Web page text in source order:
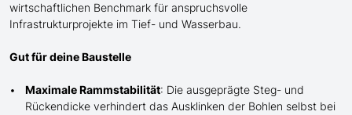
wirtschaftlichen Benchmark für anspruchsvolle
Infrastrukturprojekte im Tief- und Wasserbau.
Gut für deine Baustelle
Maximale Rammstabilität: Die ausgeprägte Steg- und
Rückendicke verhindert das Ausklinken der Bohlen selbst bei